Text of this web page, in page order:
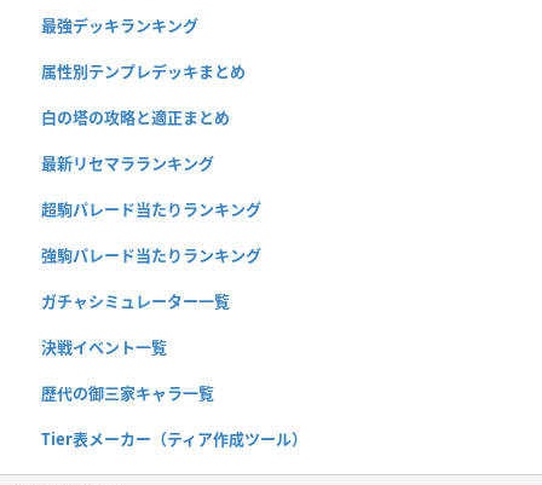
最強デッキランキング
属性別テンプレデッキまとめ
白の塔の攻略と適正まとめ
最新リセマラランキング
超駒パレード当たりランキング
強駒パレード当たりランキング
ガチャシミュレーター一覧
決戦イベント一覧
歴代の御三家キャラ一覧
Tier表メーカー（ティア作成ツール）